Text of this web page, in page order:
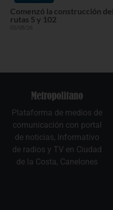
Comenzó la construcción
rutas 5 y 102
05/08/26
Plataforma de medios de
comunicación con portal
de noticias, Informativo
de radios y TV en Ciudad
de la Costa, Canelones